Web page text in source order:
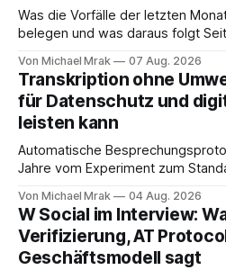
Was die Vorfälle der letzten
belegen und was daraus folgt Seit November 2025 hat sich
KI-Systeme Angriffe nicht nur
durchführen können. Sie können.
dokumentierte Fälle, um über
Von Michael Mrak 07 Aug. 2026
Transkription ohne
für Datenschutz und
leisten kann
Automatische
Jahre vom Experiment zum
Ende eine Zusammenfassung
funktioniert gut. Die Frage, die regelmäßig untergeht, lautet:
Wo genau liegt das Audio, wer
welcher Rechtsgrundlage? Es gibt
Von Michael Mrak 04 Aug. 2026
W Social im Interview:
Verifizierung, AT
Geschäftsmodell sagt